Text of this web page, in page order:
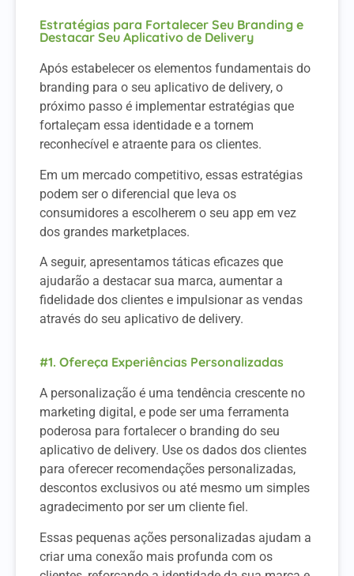
Estratégias para Fortalecer Seu Branding e
Destacar Seu Aplicativo de Delivery
Após estabelecer os elementos fundamentais do
branding para o seu aplicativo de delivery, o
próximo passo é implementar estratégias que
fortaleçam essa identidade e a tornem
reconhecível e atraente para os clientes.
Em um mercado competitivo, essas estratégias
podem ser o diferencial que leva os
consumidores a escolherem o seu app em vez
dos grandes marketplaces.
A seguir, apresentamos táticas eficazes que
ajudarão a destacar sua marca, aumentar a
fidelidade dos clientes e impulsionar as vendas
através do seu aplicativo de delivery.
#1. Ofereça Experiências Personalizadas
A personalização é uma tendência crescente no
marketing digital, e pode ser uma ferramenta
poderosa para fortalecer o branding do seu
aplicativo de delivery. Use os dados dos clientes
para oferecer recomendações personalizadas,
descontos exclusivos ou até mesmo um simples
agradecimento por ser um cliente fiel.
Essas pequenas ações personalizadas ajudam a
criar uma conexão mais profunda com os